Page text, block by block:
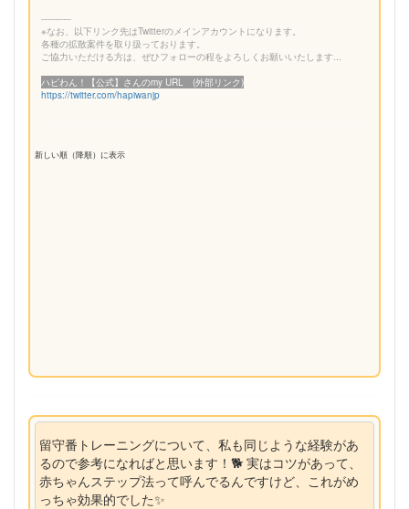
-----------
※なお、以下リンク先はTwitterのメインアカウントになります。
各種の拡散案件を取り扱っております。
ご協力いただける方は、ぜひフォローの程をよろしくお願いいたします...
ハピわん！【公式】さんのmy URL (外部リンク)
https://twitter.com/hapiwanjp
新しい順（降順）に表示
留守番トレーニングについて、私も同じような経験があ
るので参考になればと思います！🐕 実はコツがあって、
赤ちゃんステップ法って呼んでるんですけど、これがめ
っちゃ効果的でした✨